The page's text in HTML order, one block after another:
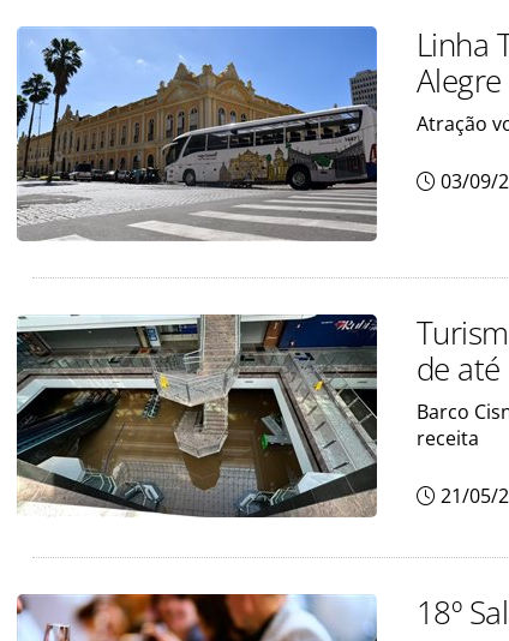
Linha
Alegre
Atração
03/09/
de
Barco
receita
21/05/
18º